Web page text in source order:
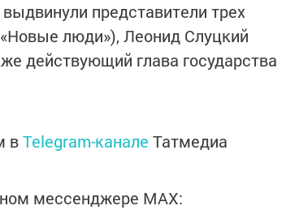
представители трех
люди»), Леонид Слуцкий
действующий глава государства
вTelegram-канале Татмедиа
мессенджере MАХ: